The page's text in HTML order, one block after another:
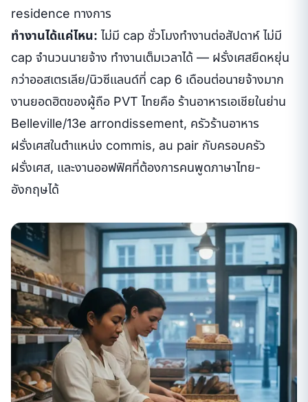
residence ทางการ
ทำงานได้แค่ไหน: ไม่มี cap ชั่วโมงทำงานต่อสัปดาห์ ไม่มี
cap จำนวนนายจ้าง ทำงานเต็มเวลาได้ — ฝรั่งเศสยืดหยุ่น
กว่าออสเตรเลีย/นิวซีแลนด์ที่ cap 6 เดือนต่อนายจ้างมาก
งานยอดฮิตของผู้ถือ PVT ไทยคือ ร้านอาหารเอเชียในย่าน
Belleville/13e arrondissement, ครัวร้านอาหาร
ฝรั่งเศสในตำแหน่ง commis, au pair กับครอบครัว
ฝรั่งเศส, และงานออฟฟิศที่ต้องการคนพูดภาษาไทย-
อังกฤษได้